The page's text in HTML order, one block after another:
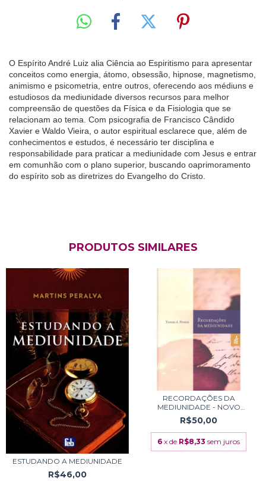
O Espírito André Luiz alia Ciência ao Espiritismo para apresentar
conceitos como energia, átomo, obsessão, hipnose, magnetismo,
animismo e psicometria, entre outros, oferecendo aos médiuns e
estudiosos da mediunidade diversos recursos para melhor
compreensão de questões da Física e da Fisiologia que se
relacionam ao tema. Com psicografia de Francisco Cândido
Xavier e Waldo Vieira, o autor espiritual esclarece que, além de
conhecimentos e estudos, é necessário ter disciplina e
responsabilidade para praticar a mediunidade com Jesus e entrar
em comunhão com o plano superior, buscando oaprimoramento
do espírito sob as diretrizes do Evangelho do Cristo.
PRODUTOS SIMILARES
ESTUDANDO A MEDIUNIDADE
R$46,00
RECORDAÇÕES DA
MEDIUNIDADE - NOVO
PROJET...
R$50,00
6 x de R$8,33 sem juros